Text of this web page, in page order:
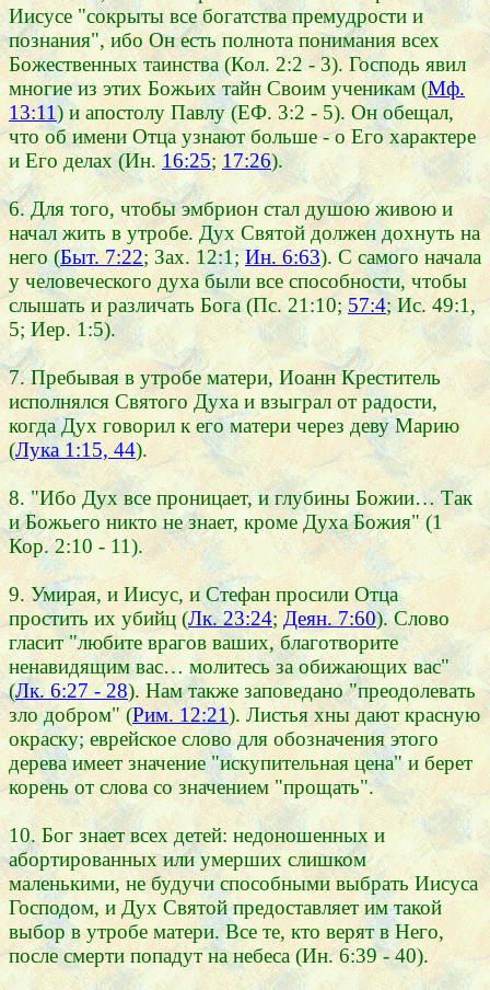
Иисусе "сокрыты все богатства премудрости и
познания", ибо Он есть полнота понимания всех
Божественных таинства (Кол. 2:2 - 3). Господь явил
многие из этих Божьих тайн Своим ученикам (Мф.
13:11) и апостолу Павлу (ЕФ. 3:2 - 5). Он обещал,
что об имени Отца узнают больше - о Его характере
и Его делах (Ин.16:25; 17:26).
6. Для того, чтобы эмбрион стал душою живою и
начал жить в утробе. Дух Святой должен дохнуть на
него (Быт. 7:22; Зах. 12:1;Ин. 6:63). С самого начала
у человеческого духа были все способности, чтобы
слышать и различать Бога (Пс. 21:10;57:4; Ис. 49:1,
5; Иер. 1:5).
7. Пребывая в утробе матери, Иоанн Креститель
исполнялся Святого Духа и взыграл от радости,
когда Дух говорил к его матери через деву Марию
(Лука 1:15, 44).
8. "Ибо Дух все проницает, и глубины Божии… Так
и Божьего никто не знает, кроме Духа Божия" (1
Кор. 2:10 - 11).
9. Умирая, и Иисус, и Стефан просили Отца
простить их убийц (Лк. 23:24; Деян. 7:60). Слово
гласит "любите врагов ваших, благотворите
ненавидящим вас… молитесь за обижающих вас"
(Лк. 6:27 - 28). Нам также заповедано "преодолевать
зло добром" (Рим. 12:21). Листья хны дают красную
окраску; еврейское слово для обозначения этого
дерева имеет значение "искупительная цена" и берет
корень от слова со значением "прощать".
10. Бог знает всех детей: недоношенных и
абортированных или умерших слишком
маленькими, не будучи способными выбрать Иисуса
Господом, и Дух Святой предоставляет им такой
выбор в утробе матери. Все те, кто верят в Него,
после смерти попадут на небеса (Ин. 6:39 - 40).